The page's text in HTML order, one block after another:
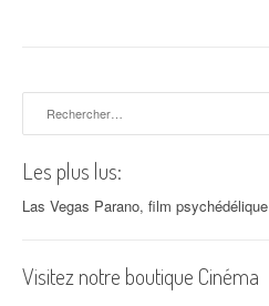
Les plus lus:
Las Vegas Parano, film psychédélique
Visitez notre boutique Cinéma